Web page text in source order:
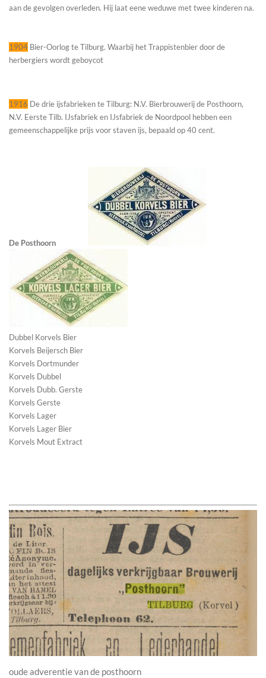
aan de gevolgen overleden. Hij laat eene weduwe met twee kinderen na.
1904 Bier-Oorlog te Tilburg. Waarbij het Trappistenbier door de
herbergiers wordt geboycot
1916 De drie ijsfabrieken te Tilburg: N.V. Bierbrouwerij de Posthoorn,
N.V. Eerste Tilb. IJsfabriek en IJsfabriek de Noordpool hebben een
gemeenschappelijke prijs voor staven ijs, bepaald op 40 cent.
De Posthoorn
Dubbel Korvels Bier
Korvels Beijersch Bier
Korvels Dortmunder
Korvels Dubbel
Korvels Dubb. Gerste
Korvels Gerste
Korvels Lager
Korvels Lager Bier
Korvels Mout Extract
oude adverentie van de posthoorn